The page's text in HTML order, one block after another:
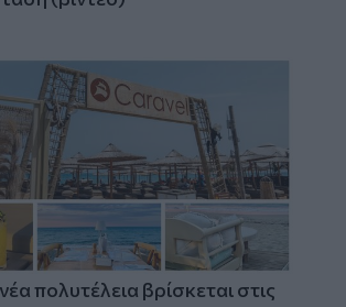
πολυτέλεια βρίσκεται στις